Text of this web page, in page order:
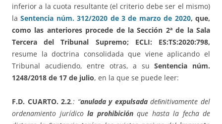
inferior a la cuota resultante (el criterio debe ser el mismo)
laSentencia núm. 312/2020 de 3 de marzo de 2020, que,
como las anteriores procede de la Sección 2ª de la Sala
Tercera del Tribunal Supremo; ECLI: ES:TS:2020:798,
resume la doctrina consolidada que viene aplicando el
Tribunal acudiendo, entre otras, a suSentencia núm.
1248/2018 de 17 de julio, en la que se puede leer:
F.D. CUARTO. 2.2.: “anulada y expulsadadeﬁnitivamente del
ordenamiento jurídico la prohibiciónque hasta la fecha de